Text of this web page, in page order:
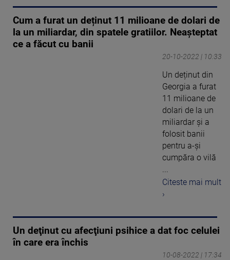
Cum a furat un deținut 11 milioane de dolari de
la un miliardar, din spatele gratiilor. Neașteptat
ce a făcut cu banii
20-10-2022 | 10:33
Un deținut din
Georgia a furat
11 milioane de
dolari de la un
miliardar și a
folosit banii
pentru a-și
cumpăra o vilă
...
Citeste mai mult
›
Un deţinut cu afecţiuni psihice a dat foc celulei
în care era închis
10-08-2022 | 17:34